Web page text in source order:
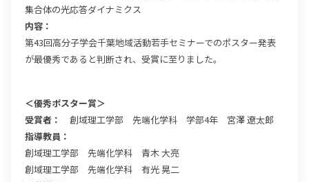
集合体の光応答ダイナミクス
内容：
第43回高分子学会千葉地域活動若手セミナーでのポスター発表
が最優秀であると判断され、受賞に至りました。
＜優秀ポスター賞＞
受賞者： 創域理工学部 先端化学科 学部4年 宮澤 遼太郎
指導教員：
創域理工学部 先端化学科 青木 大亮
創域理工学部 先端化学科 有光 晃二